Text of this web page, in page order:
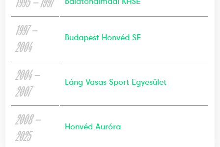
1997 —
2004
Budapest Honvéd SE
2004 —
2007
Láng Vasas Sport Egyesület
2008 —
2025
Honvéd Auróra